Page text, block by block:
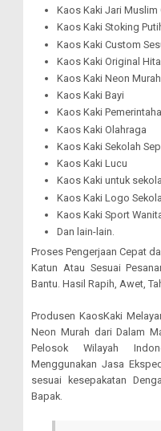
Kaos Kaki Jari Muslim
Kaos Kaki Stoking
Kaos Kaki Custom
Kaos Kaki Original
Kaos Kaki Neon Murah
Kaos Kaki Bayi
Kaos Kaki
Kaos Kaki Olahraga
Kaos Kaki Sekolah
Kaos Kaki Lucu
Kaos Kaki untuk
Kaos Kaki Logo
Kaos Kaki Sport
Dan lain-lain.
Proses Pengerjaan Cepat
Katun Atau Sesuai
Bantu. Hasil Rapih, Awet,
Produsen KaosKaki
Neon Murah dari Dalam
Pelosok Wilayah
Menggunakan Jasa
sesuai kesepakatan
Bapak.